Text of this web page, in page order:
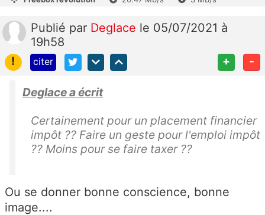
Publié par Deglace le 05/07/2021 à
19h58
!
citer + -
Deglace a écrit
Certainement pour un placement financier
impôt ?? Faire un geste pour l'emploi impôt
?? Moins pour se faire taxer ??
Ou se donner bonne conscience, bonne
image....